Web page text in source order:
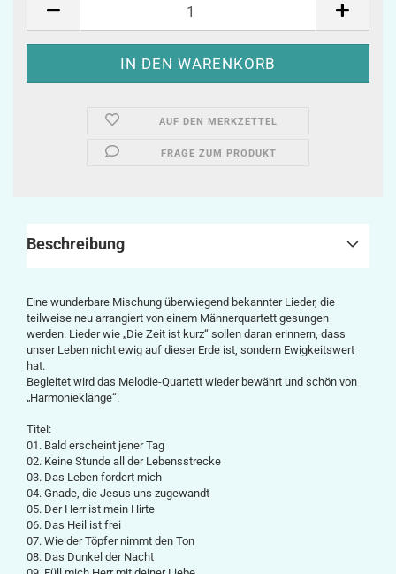
AUF DEN MERKZETTEL
FRAGE ZUM PRODUKT
Beschreibung
Eine wunderbare Mischung überwiegend bekannter Lieder, die
teilweise neu arrangiert von einem Männerquartett gesungen
werden. Lieder wie „Die Zeit ist kurz“ sollen daran erinnern, dass
unser Leben nicht ewig auf dieser Erde ist, sondern Ewigkeitswert
hat.
Begleitet wird das Melodie-Quartett wieder bewährt und schön von
„Harmonieklänge“.
Titel:
01. Bald erscheint jener Tag
02. Keine Stunde all der Lebensstrecke
03. Das Leben fordert mich
04. Gnade, die Jesus uns zugewandt
05. Der Herr ist mein Hirte
06. Das Heil ist frei
07. Wie der Töpfer nimmt den Ton
08. Das Dunkel der Nacht